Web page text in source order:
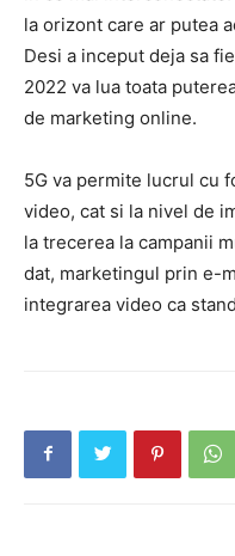
la orizont care ar putea
Desi a inceput deja sa
2022 va lua toata
de marketing online.
5G va permite lucrul cu
video, cat si la nivel de
la trecerea la campanii
dat, marketingul prin e-
integrarea video ca